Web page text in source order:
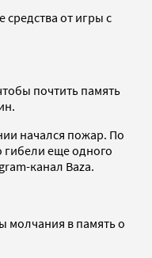
средства от игры с
почтить память
начался пожар. По
гибели еще одного
канал Baza.
молчания в память о